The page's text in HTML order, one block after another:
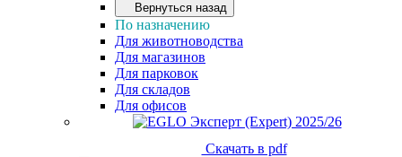
Вернуться назад
По назначению
Для животноводства
Для магазинов
Для парковок
Для складов
Для офисов
Скачать в pdf